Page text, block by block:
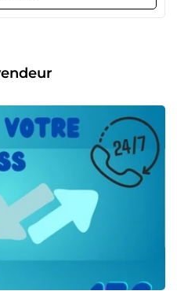
étant une interlocutrice
une attention
constamment à la
les charges
en assurant une
sans faille. Je
numériques, ce qui me
de qualité, à la hauteur des
côtés, vos tâches
mains, vous
sur l'essentiel : la
! 🚀